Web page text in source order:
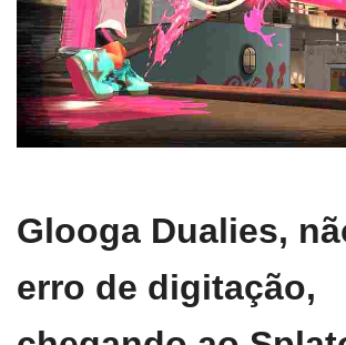
Glooga Dualies,
erro de digitação,